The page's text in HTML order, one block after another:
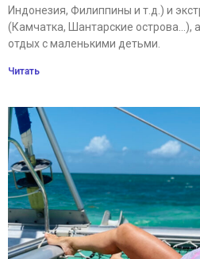
Индонезия, Филиппины и т.д.) и
(Камчатка, Шантарские острова…),
отдых с маленькими детьми.
Читать